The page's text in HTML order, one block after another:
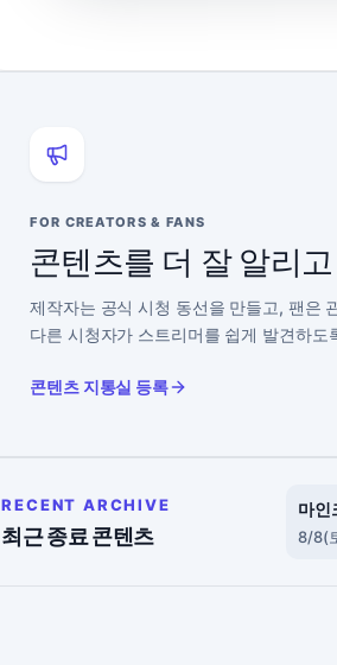
FOR CREATORS & FANS
콘텐츠를 더 잘 알리
제작자는 공식 시청 동선을 만들고, 팬은
다른 시청자가 스트리머를 쉽게 발견하도
콘텐츠 지통실 등록
RECENT ARCHIVE
최근 종료 콘텐츠 8/8(